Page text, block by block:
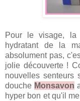
Pour le visage, la
hydratant de la
absolument pas,
jolie découverte !
nouvelles senteurs
douche Monsavon
hyper bon et qu'il